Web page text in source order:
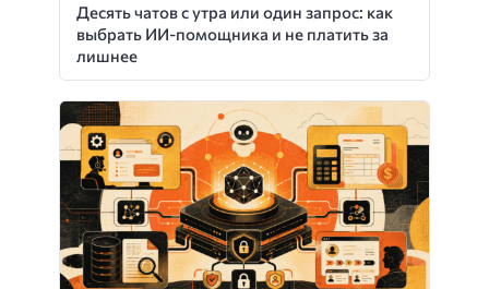
Десять чатов с утра или один запрос: как
выбрать ИИ-помощника и не платить за
лишнее